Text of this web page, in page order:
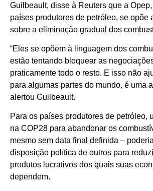
Guilbeault, disse à Reuters que a
países produtores de petróleo, se opõe
sobre a eliminação gradual dos
“Eles se opõem à linguagem dos
estão tentando bloquear as
praticamente todo o resto. E isso não
para algumas partes do mundo, é uma
alertou Guilbeault.
Para os países produtores de petróleo,
na COP28 para abandonar os
mesmo sem data final definida –
disposição política de outros para
produtos lucrativos dos quais suas
dependem.